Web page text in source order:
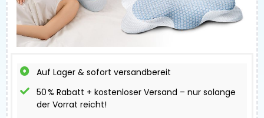
Auf Lager & sofort versandbereit
50 % Rabatt + kostenloser Versand – nur solange
der Vorrat reicht!